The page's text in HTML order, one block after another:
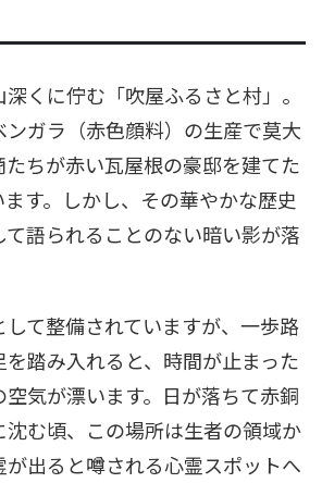
くに佇む「吹屋ふるさと村」。
ガラ（赤色顔料）の生産で莫大
ちが赤い瓦屋根の豪邸を建てた
す。しかし、その華やかな歴史
語られることのない暗い影が落
て整備されていますが、一歩路
踏み入れると、時間が止まった
気が漂います。日が落ちて赤銅
む頃、この場所は生者の領域か
が出ると噂される心霊スポットへ